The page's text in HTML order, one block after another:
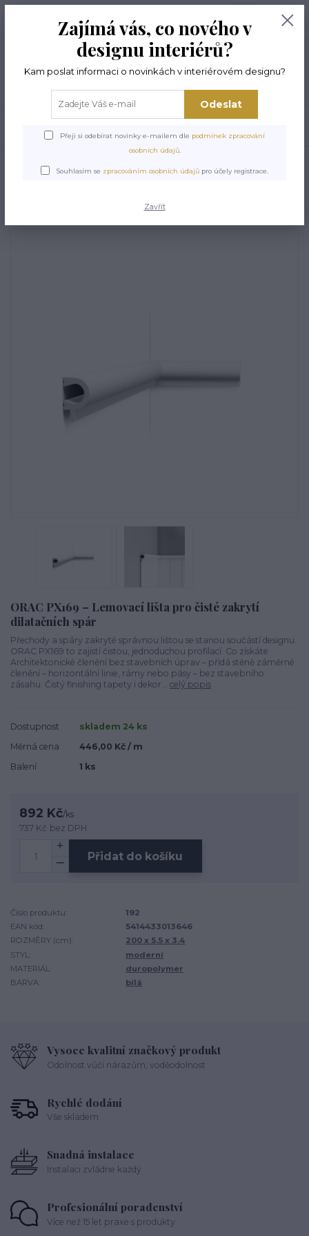
Menu
0,00 Kč
ORAC PX169 – Lemovací lišta pro čisté zakrytí
dilatačních spár
Přechody a spáry zakryté správnou lištou se stanou součástí designu.
ORAC PX169 to zajistí čistou, jednoduchou profilací. Co získáte
Architektonické členění bez stavebních úprav – přidá stěně záměrné
členění – horizontální linie, rámy nebo pásy – bez stavebního
zásahu. Čistý finishing tapety i dekor... celý popis
Dostupnost
skladem 24 ks
Měrná cena
446,00 Kč / m
Balení
1 ks
892 Kč/ks
737 Kč bez DPH
Přidat do košíku
Číslo produktu:
192
EAN kód:
5414433013646
ROZMĚRY (cm):
200 x 5.5 x 3.4
STYL:
moderní
MATERIÁL:
duropolymer
BARVA:
bílá
Vysoce kvalitní značkový produkt
Odolnost vůči nárazům, voděodolnost
Rychlé dodání
Vše skladem
Snadná instalace
Instalaci zvládne každý
Profesionální poradenství
Více než 15 let praxe s produkty
Zajímá vás, co nového v
designu interiérů?
Kam poslat informaci o novinkách v interiérovém designu?
Odeslat
Přeji si odebírat novinky e-mailem dle podmínek zpracování
osobních údajů.
Souhlasím se zpracováním osobních údajů pro účely registrace.
Zavřít